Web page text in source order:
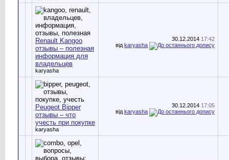
Renault Kangoo
отзывы – полезная
информация для
владельцев
karyasha
30.12.2014 17:42
від karyasha
Peugeot Bipper
отзывы – что
учесть при покупке
karyasha
30.12.2014 17:05
від karyasha